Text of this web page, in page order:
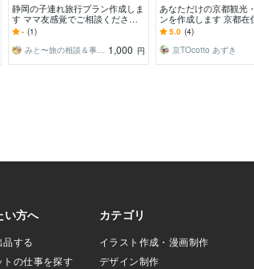
静岡の子連れ旅行プラン作成しま
す ママ友感覚でご相談ください♪
旅のしおりプレゼント中！
- (1)
1,000 円
あなただけの京都観光
ンを作成します 京都在
ラン作成、PDFで納品し
5.0 (4)
京TOcotto あずき